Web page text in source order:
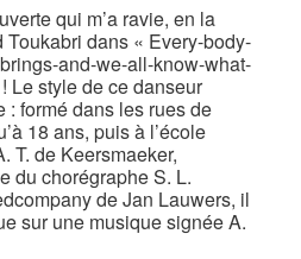
qui m’a ravie, en la
dans « Every-body-
and-we-all-know-what-
Le style de ce danseur
formé dans les rues de
18 ans, puis à l’école
T. de Keersmaeker,
du chorégraphe S. L.
de Jan Lauwers, il
sur une musique signée A.